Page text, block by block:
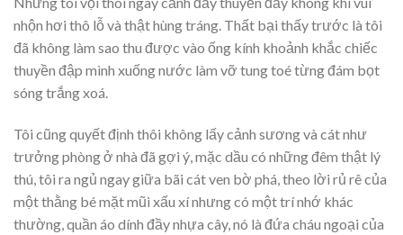
nhộn hơi thô lỗ và thật hùng tráng. Thất bại thấy trước là tôi
đã không làm sao thu được vào ống kính khoảnh khắc chiếc
thuyền đập mình xuống nước làm vỡ tung toé từng đám bọt
sóng trắng xoá.
Tôi cũng quyết định thôi không lấy cảnh sương và cát như
trưởng phòng ở nhà đã gợi ý, mặc dầu có những đêm thật lý
thú, tôi ra ngủ ngay giữa bãi cát ven bờ phá, theo lời rủ rê của
một thằng bé mặt mũi xấu xí nhưng có một trí nhớ khác
thường, quần áo dính đầy nhựa cây, nó là đứa cháu ngoại của